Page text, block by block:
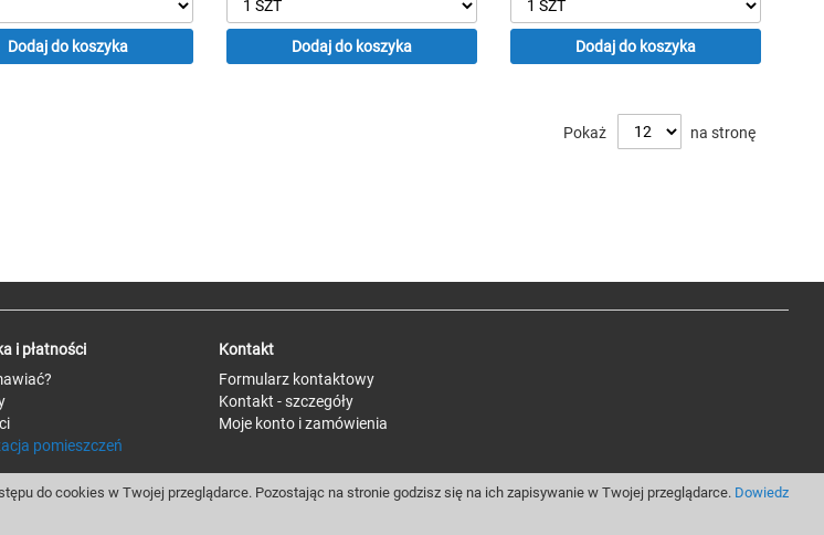
do cookies w Twojej przeglądarce. Pozostając na stronie godzisz się na ich zapisywanie w Twojej przeglądarce. Dowiedz
Dodaj do koszyka Dodaj do koszyka Dodaj do koszyka
Pokaż na stronę
i płatności
pomieszczeń
Kontakt
Formularz kontaktowy
Kontakt - szczegóły
Moje konto i zamówienia